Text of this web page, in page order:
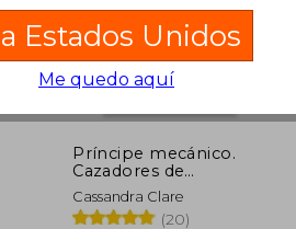
Príncipe mecánico.
Cazadores de
sombras. Los
orígenes 2
Cassandra Clare
(20)
Estados Unidos
Me quedo aquí